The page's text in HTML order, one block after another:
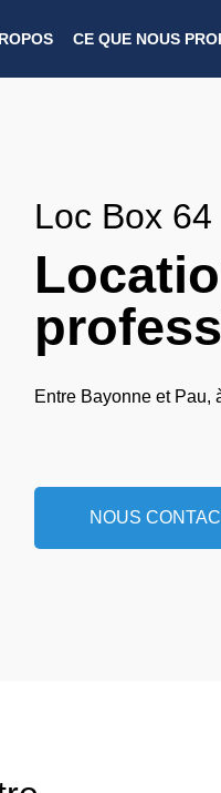
CE QUE NOUS
Loc Box 64
Entre Bayonne et Pau,
NOUS